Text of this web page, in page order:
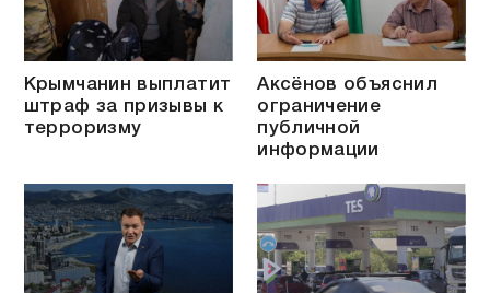
Крымчанин выплатит
штраф за призывы к
терроризму
Аксёнов объяснил
ограничение
публичной
информации